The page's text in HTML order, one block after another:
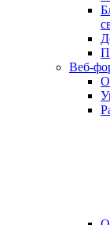
Веб-